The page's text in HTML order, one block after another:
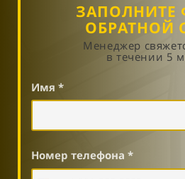
ЗАПОЛНИТЕ
ОБРАТНОЙ
Менеджер
в течении 5
Имя *
Номер телефона *